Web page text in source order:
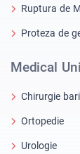
Ruptura de
Proteza de
Medical
Chirurgie
Ortopedie
Urologie